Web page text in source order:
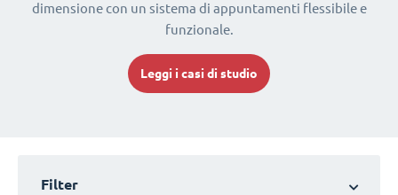
dimensione con un sistema di appuntamenti flessibile e
funzionale.
Leggi i casi di studio
Filter